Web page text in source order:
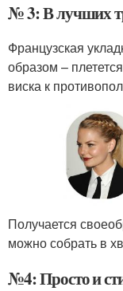
№ 3: В лучших
Французская
образом –
виска к
Получается
можно собрать в
№4: Просто и